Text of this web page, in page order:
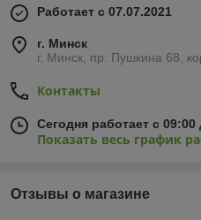
Работает с 07.07.2021
г. Минск
г. Минск, пр. Пушкина 68,
Контакты
Сегодня работает с 09:00
Показать весь график
Отзывы о магазине